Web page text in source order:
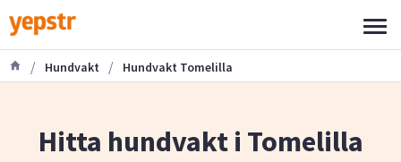
/ Hundvakt / Hundvakt Tomelilla
Hitta hundvakt i Tomelilla